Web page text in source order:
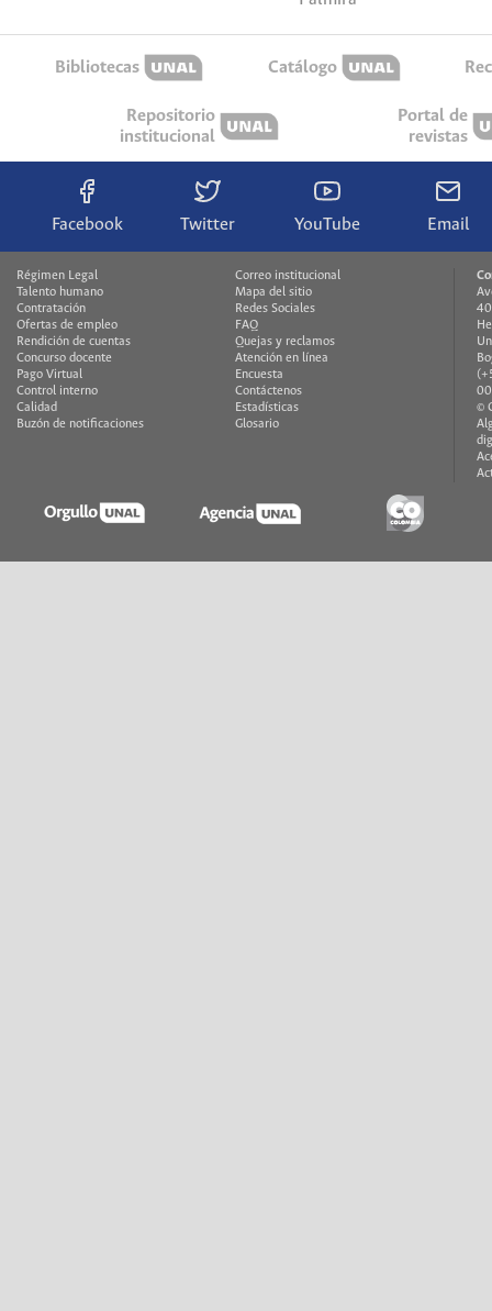
Bibliotecas Catálogo
Repositorio
institucional
Portal de
revistas
Facebook Twitter YouTube Email
Régimen Legal
Talento humano
Contratación
Ofertas de empleo
Rendición de cuentas
Concurso docente
Pago Virtual
Control interno
Calidad
Buzón de notificaciones
Correo institucional
Mapa del sitio
Redes Sociales
FAQ
Quejas y reclamos
Atención en línea
Encuesta
Contáctenos
Estadísticas
Glosario
©